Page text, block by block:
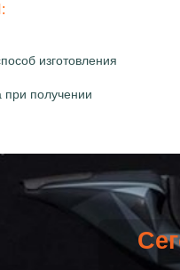
изготовления
при получении